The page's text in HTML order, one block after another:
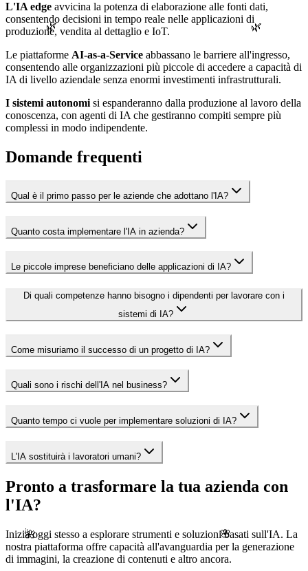
🌿
🌺
🌿
🌸
L'IA edge avvicina la potenza di elaborazione alle fonti dati,
consentendo decisioni in tempo reale nelle applicazioni di
produzione, vendita al dettaglio e IoT.
Le piattaforme AI-as-a-Service abbassano le barriere all'ingresso,
consentendo alle organizzazioni più piccole di accedere a capacità di
IA di livello aziendale senza enormi investimenti infrastrutturali.
I sistemi autonomi si espanderanno dalla produzione al lavoro della
conoscenza, con agenti di IA che gestiranno compiti sempre più
complessi in modo indipendente.
Domande frequenti
Qual è il primo passo per le aziende che adottano l'IA?
Quanto costa implementare l'IA in azienda?
Le piccole imprese beneficiano delle applicazioni di IA?
Di quali competenze hanno bisogno i dipendenti per lavorare con i
sistemi di IA?
Come misuriamo il successo di un progetto di IA?
Quali sono i rischi dell'IA nel business?
Quanto tempo ci vuole per implementare soluzioni di IA?
L'IA sostituirà i lavoratori umani?
Pronto a trasformare la tua azienda con
l'IA?
Inizia oggi stesso a esplorare strumenti e soluzioni basati sull'IA. La
nostra piattaforma offre capacità all'avanguardia per la generazione
di immagini, la creazione di contenuti e altro ancora.